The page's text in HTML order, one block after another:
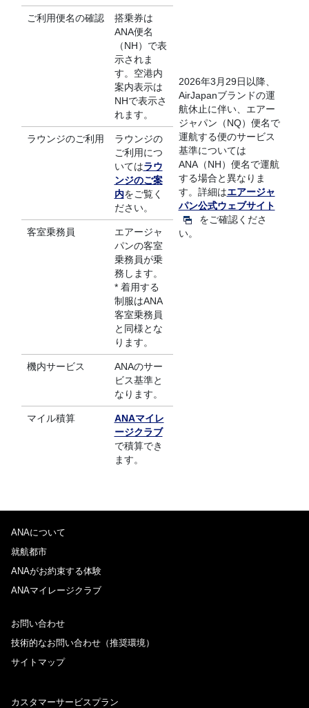
2026年3月29日以降、
AirJapanブランドの運
航休止に伴い、エアー
ジャパン（NQ）便名で
運航する便のサービス
基準については
ANA（NH）便名で運航
する場合と異なりま
す。詳細はエアージャ
パン公式ウェブサイト
をご確認くださ
い。
ご利用便名の確認
搭乗券は
ANA便名
（NH）で表
示されま
す。空港内
案内表示は
NHで表示さ
れます。
ラウンジのご利用
ラウンジの
ご利用につ
いてはラウ
ンジのご案
内をご覧く
ださい。
客室乗務員
エアージャ
パンの客室
乗務員が乗
務します。
* 着用する
制服はANA
客室乗務員
と同様とな
ります。
機内サービス
ANAのサー
ビス基準と
なります。
マイル積算
ANAマイレ
ージクラブ
で積算でき
ます。
ANAについて
就航都市
ANAがお約束する体験
ANAマイレージクラブ
お問い合わせ
技術的なお問い合わせ（推奨環境）
サイトマップ
カスタマーサービスプラン